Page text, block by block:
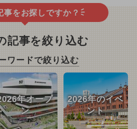
事をお探しですか？
記事を絞り込む
ワードで絞り込む
年オープ
ン
2026年のイベ
ント